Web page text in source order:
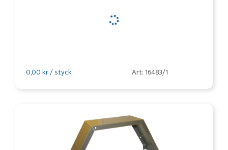
0,00 kr / styck Art: 16483/1